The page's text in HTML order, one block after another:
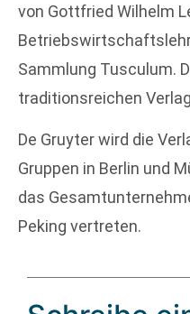
von Gottfried Wilhelm
Sammlung Tusculum.
traditionsreichen
De Gruyter wird die
Gruppen in Berlin und
das
Peking vertreten.